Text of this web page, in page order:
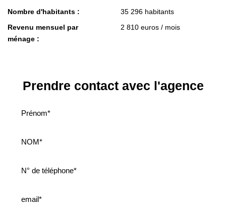
Nombre d'habitants :
35 296 habitants
Revenu mensuel par
ménage :
2 810 euros / mois
Prendre contact avec l'agence